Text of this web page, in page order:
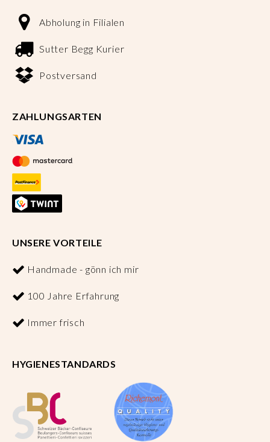
Abholung in Filialen
Sutter Begg Kurier
Postversand
ZAHLUNGSARTEN
UNSERE VORTEILE
Handmade - gönn ich mir
100 Jahre Erfahrung
Immer frisch
HYGIENESTANDARDS